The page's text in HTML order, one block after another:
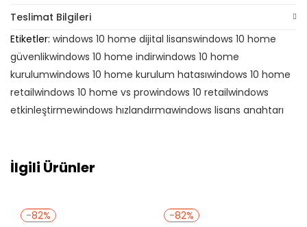
Teslimat Bilgileri
Etiketler: windows 10 home dijital lisanswindows 10 home
güvenlikwindows 10 home indirwindows 10 home
kurulumwindows 10 home kurulum hatasıwindows 10 home
retailwindows 10 home vs prowindows 10 retailwindows
etkinleştirmewindows hızlandırmawindows lisans anahtarı
İlgili Ürünler
-82% -82%